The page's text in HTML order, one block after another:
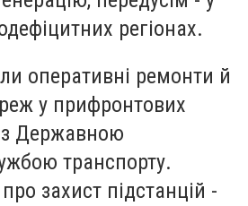
регіонах.
оперативні ремонти й
у прифронтових
Державною
транспорту.
захист підстанцій -